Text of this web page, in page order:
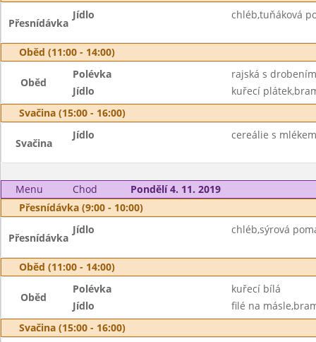
Přesnídávka
Jídlo chléb,tuňáková
Oběd (11:00 - 14:00)
Oběd
Polévka
rajská s drobením
Jídlo
kuřecí
Svačina (15:00 - 16:00)
Svačina
Jídlo cereálie s
Menu Chod
Pondělí 4. 11. 2019
Přesnídávka (9:00 - 10:00)
Přesnídávka
Jídlo chléb,sýrová
Oběd (11:00 - 14:00)
Oběd
Polévka
kuřecí bílá
Jídlo
filé na
Svačina (15:00 - 16:00)